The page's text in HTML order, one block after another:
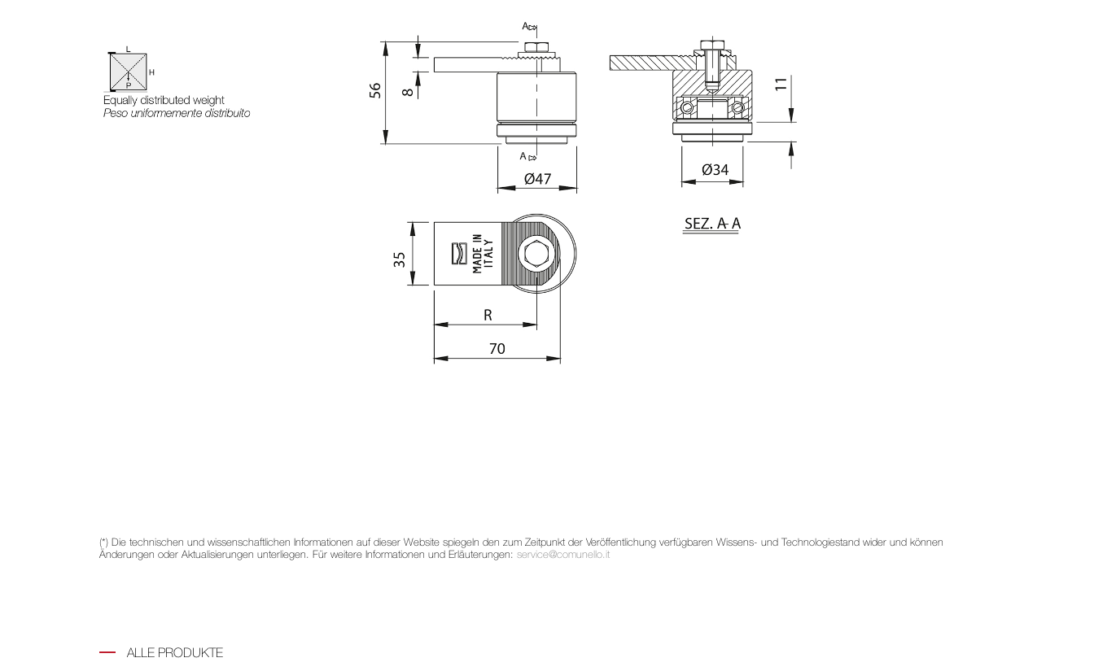
(*) Die technischen und wissenschaftlichen Informationen auf dieser Website spiegeln den zum Zeitpunkt der Veröffentlichung verfügbaren Wissens- und Technologiestand wider und können
Änderungen oder Aktualisierungen unterliegen. Für weitere Informationen und Erläuterungen: service@comunello.it
ALLE PRODUKTE